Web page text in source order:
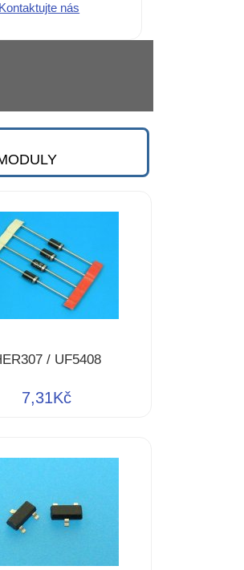
Kontaktujte nás
/ UF5408
7,31Kč